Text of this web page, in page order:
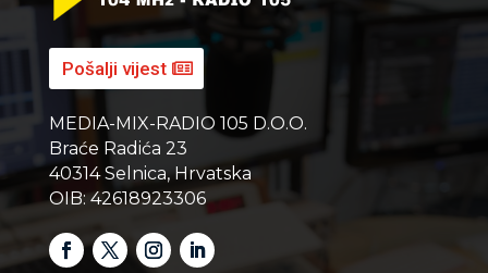
Pošalji vijest
MEDIA-MIX-RADIO 105 D.O.O.
Braće Radića 23
40314 Selnica, Hrvatska
OIB: 42618923306